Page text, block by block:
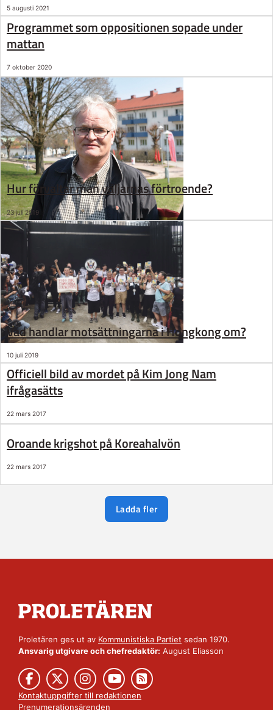
5 augusti 2021
Programmet som oppositionen sopade under
mattan
7 oktober 2020
Hur förvaltar man väljarnas förtroende?
23 juli 2019
Vad handlar motsättningarna i Hongkong om?
10 juli 2019
Officiell bild av mordet på Kim Jong Nam
ifrågasätts
22 mars 2017
Oroande krigshot på Koreahalvön
22 mars 2017
Ladda fler
Proletären ges ut av Kommunistiska Partiet sedan 1970.
Ansvarig utgivare och chefredaktör: August Eliasson
Kontaktuppgifter till redaktionen
Prenumerationsärenden